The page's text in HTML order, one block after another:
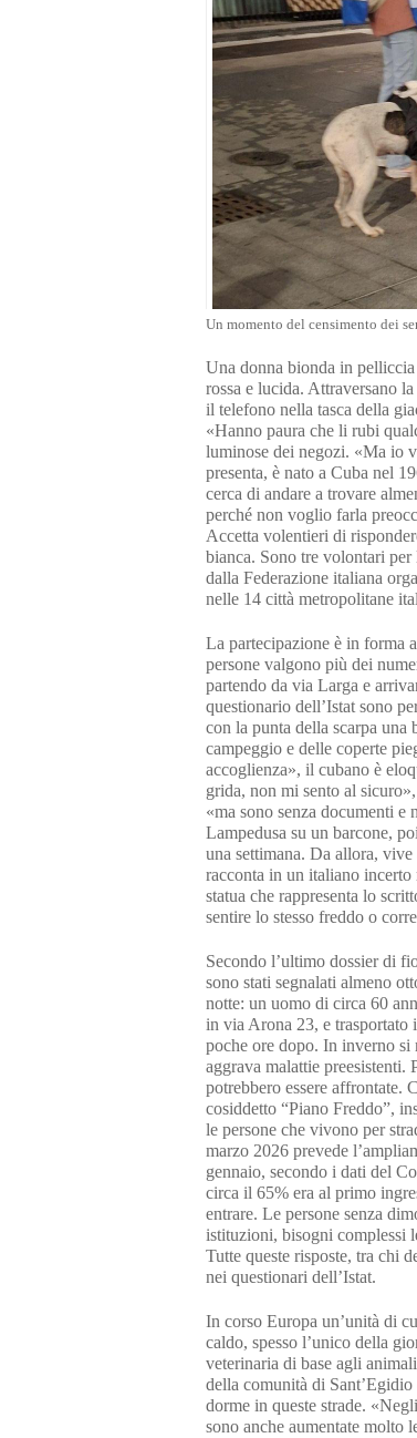
Un momento del censimento dei
Una donna bionda in
rossa e lucida. Attraversano
il telefono nella tasca della
«Hanno paura che li rubi
luminose dei negozi. «Ma io
presenta, è nato a Cuba nel
cerca di andare a trovare
perché non voglio farla
Accetta volentieri di
bianca. Sono tre volontari per
dalla Federazione italiana
nelle 14 città metropolitane
La partecipazione è in forma
persone valgono più dei
partendo da via Larga e
questionario dell’Istat sono
con la punta della scarpa una
campeggio e delle coperte
accoglienza», il cubano è
grida, non mi sento al
«ma sono senza documenti
Lampedusa su un barcone,
una settimana. Da allora,
racconta in un italiano
statua che rappresenta lo
sentire lo stesso freddo o
Secondo l’ultimo dossier di
sono stati segnalati almeno
notte: un uomo di circa 60
in via Arona 23, e trasportato
poche ore dopo. In inverno si
aggrava malattie preesistenti.
potrebbero essere affrontate.
cosiddetto “Piano Freddo”,
le persone che vivono per
marzo 2026 prevede
gennaio, secondo i dati del
circa il 65% era al primo
entrare. Le persone senza
istituzioni, bisogni complessi
Tutte queste risposte, tra chi
nei questionari dell’Istat.
In corso Europa un’unità di
caldo, spesso l’unico della
veterinaria di base agli
della comunità di
dorme in queste strade.
sono anche aumentate molto